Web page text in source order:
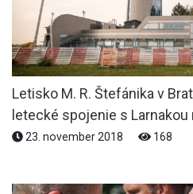
Letisko M. R. Štefánika v
letecké spojenie s Larnakou
23. november 2018 168